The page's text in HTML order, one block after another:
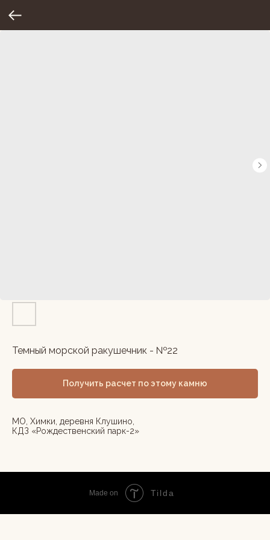
Темный морской ракушечник - №22
Получить расчет по этому камню
МО, Химки, деревня Клушино,
КДЗ «Рождественский парк-2»
Made on Tilda